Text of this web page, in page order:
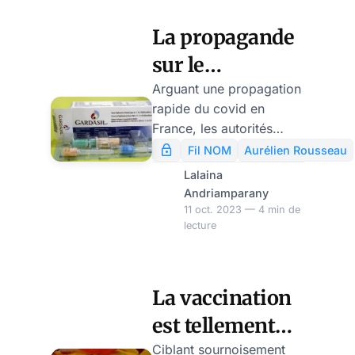
ont reçu le vaccin
actualisé.
La propagande
sur le
papillomavirus
se déchaîne
Arguant une propagation
rapide du covid en
France, les autorités
sanitaires ont avancé le
début de la campagne
de vaccination,
initialement prévu le 17
octobre, au 2 octobre.
dédiées aux personnes
vulnérables et à celles
qui sont exposées
directement au virus. En
Fil NOM
Aurélien Rousseau
Lalaina
Andriamparany
11 oct. 2023 — 4 min de
lecture
La vaccination
est tellement
Ciblant sournoisement